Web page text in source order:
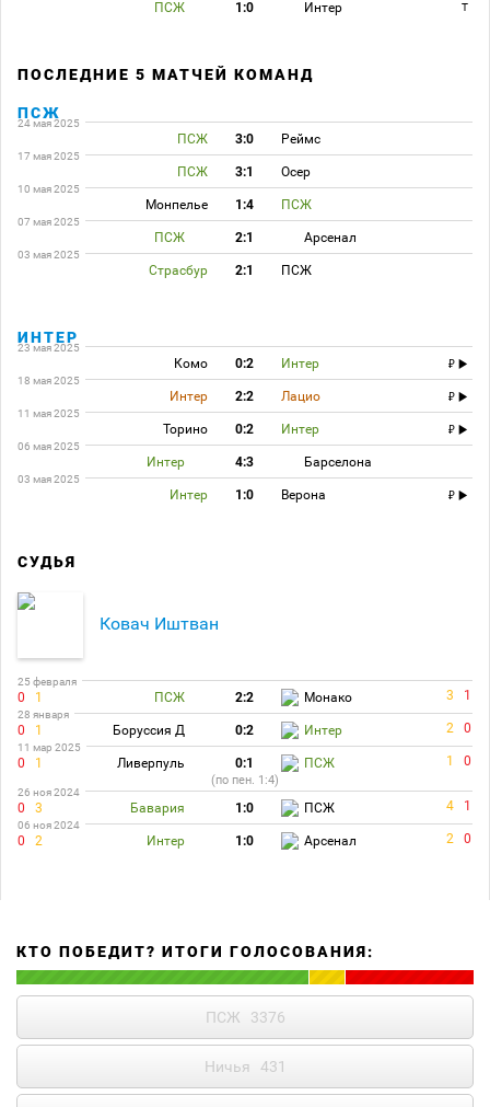
ПСЖ 1:0 Интер T
ПОСЛЕДНИЕ 5 МАТЧЕЙ КОМАНД
ПСЖ
24 мая 2025
ПСЖ 3:0 Реймс
17 мая 2025
ПСЖ 3:1 Осер
10 мая 2025
Монпелье 1:4 ПСЖ
07 мая 2025
ПСЖ 2:1 Арсенал
03 мая 2025
Страсбур 2:1 ПСЖ
ИНТЕР
23 мая 2025
Комо 0:2 Интер
18 мая 2025
Интер 2:2 Лацио
11 мая 2025
Торино 0:2 Интер
06 мая 2025
Интер 4:3 Барселона
03 мая 2025
Интер 1:0 Верона
СУДЬЯ
Ковач Иштван
25 февраля
0 1 ПСЖ 2:2 Монако 3 1
28 января
0 1 Боруссия Д 0:2 Интер 2 0
11 мар 2025
0 1 Ливерпуль 0:1 ПСЖ 1 0
(по пен. 1:4)
26 ноя 2024
0 3 Бавария 1:0 ПСЖ 4 1
06 ноя 2024
0 2 Интер 1:0 Арсенал 2 0
КТО ПОБЕДИТ? ИТОГИ ГОЛОСОВАНИЯ:
ПСЖ 3376
Ничья 431